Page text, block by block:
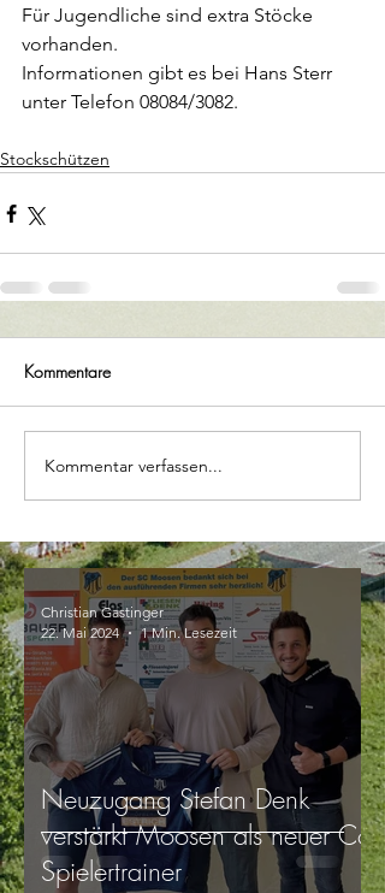
Für Jugendliche sind extra Stöcke
vorhanden.
Informationen gibt es bei Hans Sterr
unter Telefon 08084/3082.
Stockschützen
Kommentare
Kommentar verfassen...
Neuzugang Stefan Denk
verstärkt Moosen als neuer Co-
Spielertrainer
Christian Gastinger
22. Mai 2024
1 Min. Lesezeit